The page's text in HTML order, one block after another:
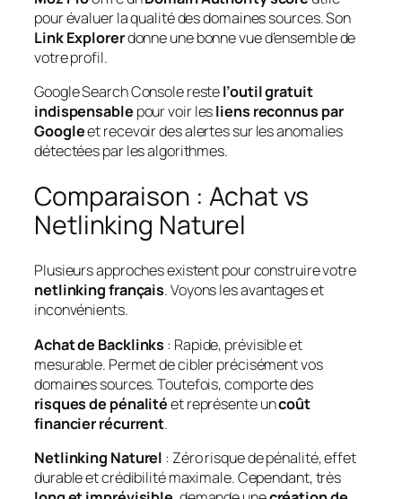
pour évaluer la qualité des domaines sources. Son
Link Explorerdonne une bonne vue d’ensemble de
votre profil.
Google Search Console restel’outil gratuit
indispensable pour voir lesliens reconnus par
Googleet recevoir des alertes sur les anomalies
détectées par les algorithmes.
Comparaison : Achat vs
Netlinking Naturel
Plusieurs approches existent pour construire votre
netlinking français. Voyons les avantages et
inconvénients.
Achat de Backlinks : Rapide, prévisible et
mesurable. Permet de cibler précisément vos
domaines sources. Toutefois, comporte des
risques de pénalitéet représente uncoût
financier récurrent.
Netlinking Naturel : Zéro risque de pénalité, effet
durable et crédibilité maximale. Cependant, très